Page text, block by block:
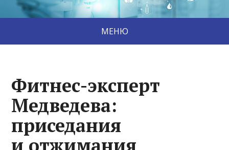
МЕНЮ
Фитнес-эксперт
Медведева:
приседания